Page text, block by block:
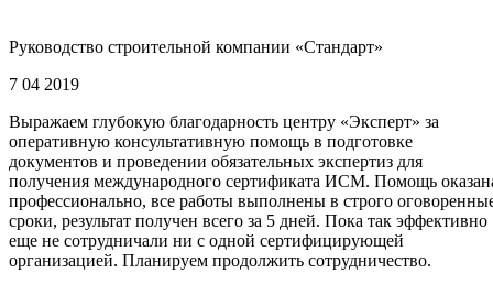
Руководство строительной компании «Стандарт»
7 04 2019
Выражаем глубокую благодарность центру «Эксперт» за
оперативную консультативную помощь в подготовке
документов и проведении обязательных экспертиз для
получения международного сертификата ИСМ. Помощь
профессионально, все работы выполнены в строго
сроки, результат получен всего за 5 дней. Пока так эффективно
еще не сотрудничали ни с одной сертифицирующей
организацией. Планируем продолжить сотрудничество.